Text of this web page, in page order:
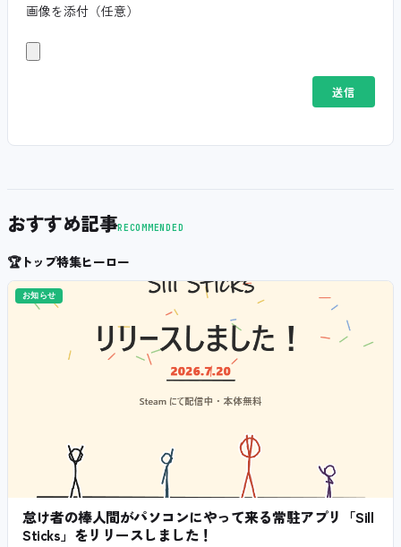
画像を添付（任意）
おすすめ記事RECOMMENDED
🏆トップ特集ヒーロー
お知らせ
怠け者の棒人間がパソコンにやって来る常駐アプリ「Sill
Sticks」をリリースしました！